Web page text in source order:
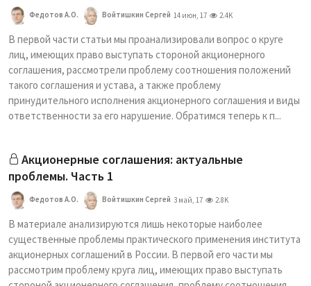
Федотов А.О. Войтишкин Сергей 14 июн, 17 2.4K
В первой части статьи мы проанализировали вопрос о круге
лиц, имеющих право выступать стороной акционерного
соглашения, рассмотрели проблему соотношения положений
такого соглашения и устава, а также проблему
принудительного исполнения акционерного соглашения и виды
ответственности за его нарушение. Обратимся теперь к п...
Акционерные соглашения: актуальные
проблемы. Часть 1
Федотов А.О. Войтишкин Сергей 3 май, 17 2.8K
В материале анализируются лишь некоторые наиболее
существенные проблемы практического применения института
акционерных соглашений в России. В первой его части мы
рассмотрим проблему круга лиц, имеющих право выступать